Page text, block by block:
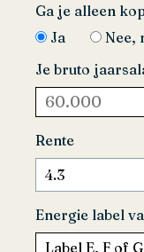
Ga je alleen
Ja
Nee,
Je bruto
Rente
Energie label